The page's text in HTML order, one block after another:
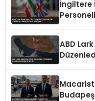
İngiltere
ABD Lark